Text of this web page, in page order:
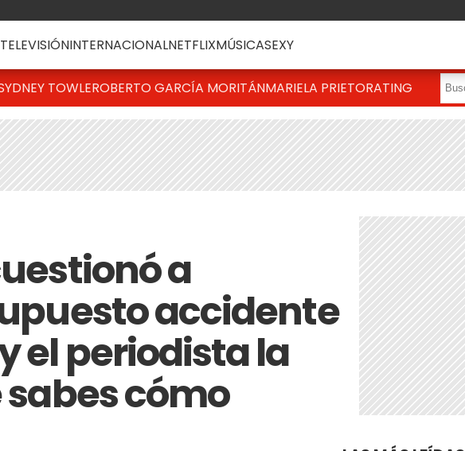
TELEVISIÓNINTERNACIONALNETFLIXMÚSICASEXY
TOWLEROBERTO GARCÍA MORITÁNMARIELA PRIETORATING
a
accidente
el periodista la
sabes cómo